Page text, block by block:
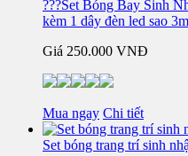
???Set Bóng Bay Sinh
kèm 1 dây đèn led sao
Giá 250.000 VNĐ
Mua ngay Chi tiết
Set bóng trang trí sinh